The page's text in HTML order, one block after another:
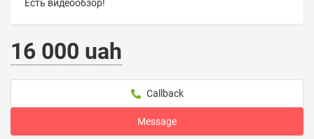
Есть видеообзор!
16 000 uah
Callback
Message